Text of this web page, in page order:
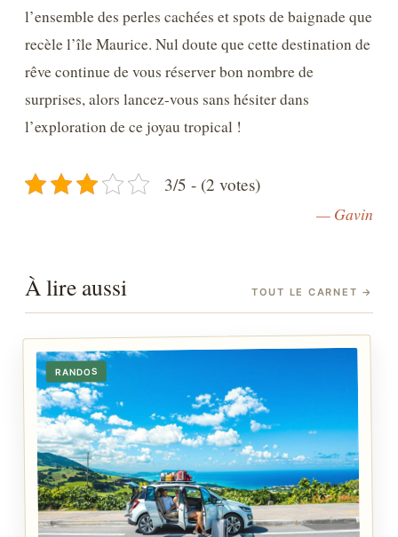
l’ensemble des perles cachées et spots de baignade que
recèle l’île Maurice. Nul doute que cette destination de
rêve continue de vous réserver bon nombre de
surprises, alors lancez-vous sans hésiter dans
l’exploration de ce joyau tropical !
3/5 - (2 votes)
— Gavin
À lire aussi TOUT LE CARNET →
RANDOS